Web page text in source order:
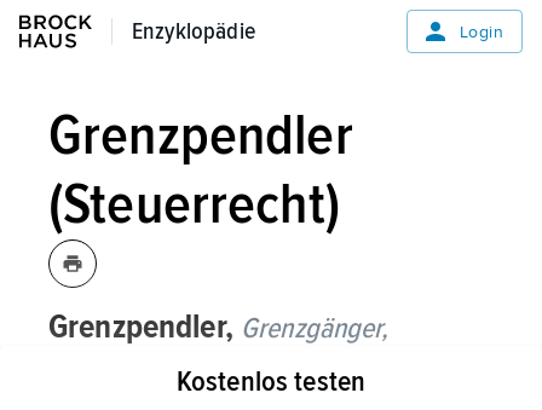
Enzyklopädie
Enzyklopädie Login
Grenzpendler
(Steuerrecht)
Grenzpendler, Grenzgänger,
Steuerrecht:
Kostenlos testen